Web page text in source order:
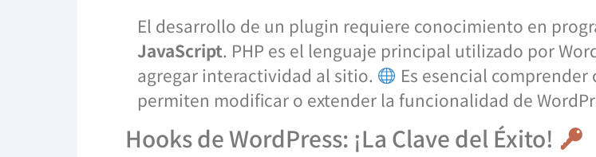
El desarrollo de un plugin requiere conocimiento en
JavaScript. PHP es el lenguaje principal utilizado por
agregar interactividad al sitio.
Es esencial
permiten modificar o extender la funcionalidad de
Hooks de WordPress: ¡La Clave del Éxito!